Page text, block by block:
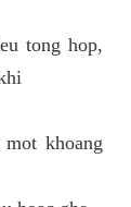
tong hop,
khoang